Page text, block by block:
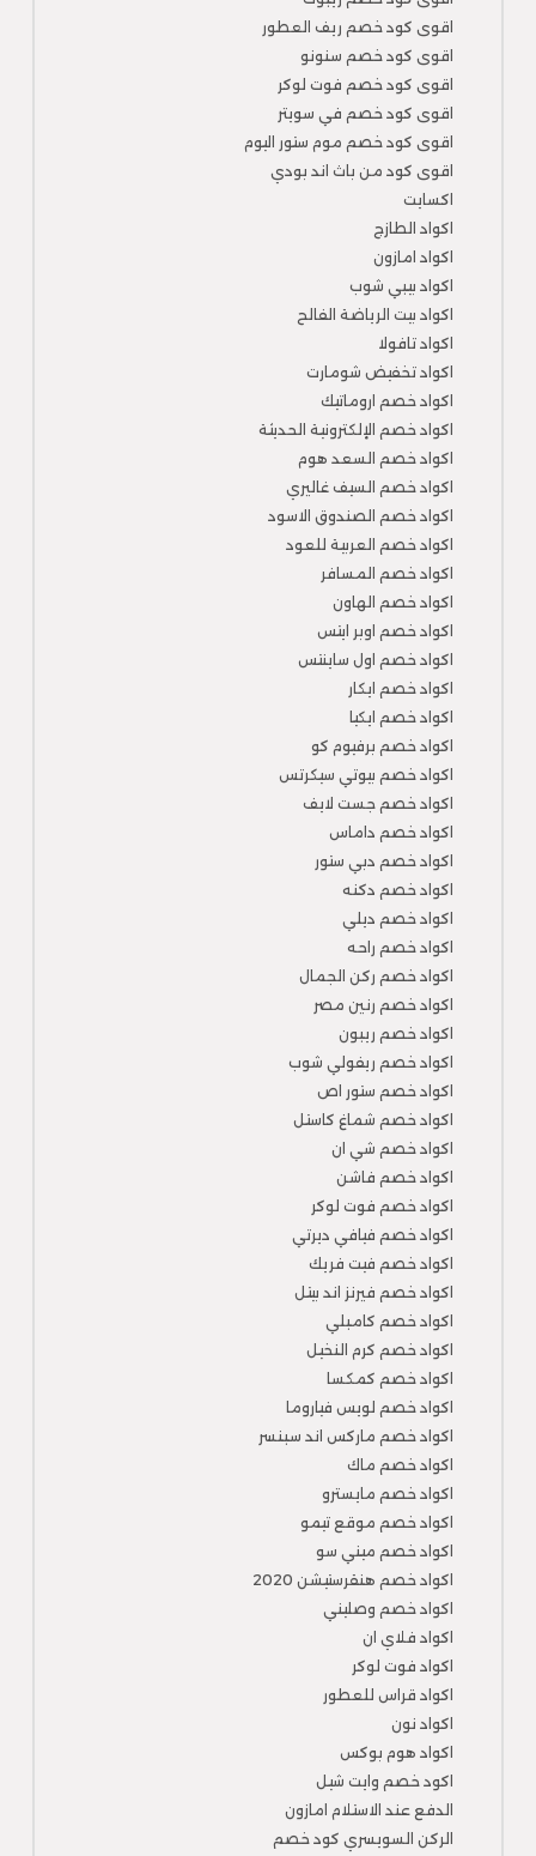
اقوى كود خصم ريف العطور
اقوى كود خصم سنونو
اقوى كود خصم فوت لوكر
اقوى كود خصم في سويتر
اقوى كود خصم موم ستور اليوم
اقوى كود من باث اند بودي
اكسايت
اكواد الطازج
اكواد امازون
اكواد بيبي شوب
اكواد بيت الرياضة الفالح
اكواد تافولا
اكواد تخفيض شومارت
اكواد خصم اروماتيك
اكواد خصم الإلكترونية الحديثة
اكواد خصم السعد هوم
اكواد خصم السيف غاليري
اكواد خصم الصندوق الاسود
اكواد خصم العربية للعود
اكواد خصم المسافر
اكواد خصم الهاون
اكواد خصم اوبر ايتس
اكواد خصم اول ساينتس
اكواد خصم ايكار
اكواد خصم ايكيا
اكواد خصم برفيوم كو
اكواد خصم بيوتي سيكرتس
اكواد خصم جست لايف
اكواد خصم داماس
اكواد خصم دبي ستور
اكواد خصم دكنه
اكواد خصم ديلي
اكواد خصم راحه
اكواد خصم ركن الجمال
اكواد خصم رنين مصر
اكواد خصم ريبون
اكواد خصم ريفولي شوب
اكواد خصم ستور اص
اكواد خصم شماغ كاستل
اكواد خصم شي ان
اكواد خصم فاشن
اكواد خصم فوت لوكر
اكواد خصم فيافي ديرتي
اكواد خصم فيت فريك
اكواد خصم فيرنز اند بيتل
اكواد خصم كامبلي
اكواد خصم كرم النخيل
اكواد خصم كمكسا
اكواد خصم لويس فياروما
اكواد خصم ماركس اند سبنسر
اكواد خصم ماك
اكواد خصم مايسترو
اكواد خصم موقع تيمو
اكواد خصم ميني سو
اكواد خصم هنقرستيشن 2020
اكواد خصم وصليني
اكواد فلاي ان
اكواد فوت لوكر
اكواد قراس للعطور
اكواد نون
اكواد هوم بوكس
اكود خصم وايت شيل
الدفع عند الاستلام امازون
الركن السويسري كود خصم